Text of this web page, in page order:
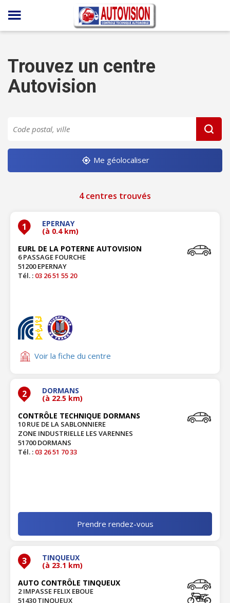
Panneau de gestion des cookies
Trouvez un centre
Autovision
Me géolocaliser
4 centres trouvés
1 EPERNAY
(à 0.4 km)
EURL DE LA POTERNE AUTOVISION
6 PASSAGE FOURCHE
51200 EPERNAY
Tél. : 03 26 51 55 20
Voir la fiche du centre
2 DORMANS
(à 22.5 km)
CONTRÔLE TECHNIQUE DORMANS
10 RUE DE LA SABLONNIERE
ZONE INDUSTRIELLE LES VARENNES
51700 DORMANS
Tél. : 03 26 51 70 33
Prendre rendez-vous
3 TINQUEUX
(à 23.1 km)
AUTO CONTRÔLE TINQUEUX
2 IMPASSE FELIX EBOUE
51430 TINQUEUX